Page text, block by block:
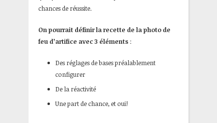
chances de réussite.
On pourrait définir la recette de la photo de
feu d’artifice avec 3 éléments :
Des réglages de bases préalablement
configurer
De la réactivité
Une part de chance, et oui!